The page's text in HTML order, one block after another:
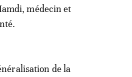
médecin et
de la